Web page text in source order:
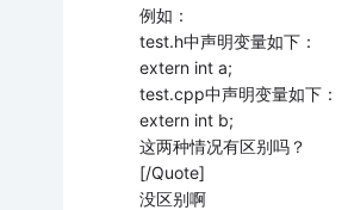
例如：
test.h中声明变量如下：
extern int a;
test.cpp中声明变量如下：
extern int b;
这两种情况有区别吗？
[/Quote]
没区别啊